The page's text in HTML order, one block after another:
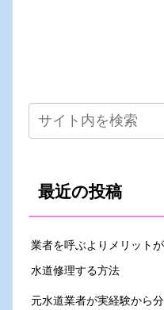
最近の投稿
業者を呼ぶよりメリット
水道修理する方法
元水道業者が実経験から